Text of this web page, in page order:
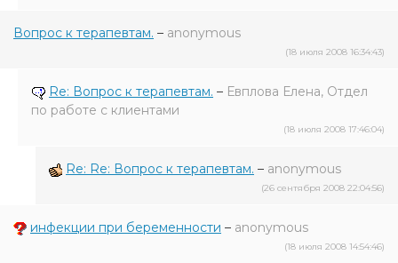
Вопрос к терапевтам. – anonymous
(18 июля 2008 16:34:43)
Re: Вопрос к терапевтам. – Евплова Елена, Отдел
по работе с клиентами
(18 июля 2008 17:46:04)
Re: Re: Вопрос к терапевтам. – anonymous
(26 сентября 2008 22:04:56)
инфекции при беременности – anonymous
(18 июля 2008 14:54:46)